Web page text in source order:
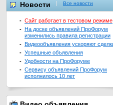
Новости Все новости
- Сайт работает в тестовом режиме
- На доске объявлений ПроФорум
изменились правила регистрации
- Видеообъявления ускоряют
- Успешные объявления
- Удобности на ПроФоруме
- Сервису объявлений ПроФорум
исполнилось 10 лет